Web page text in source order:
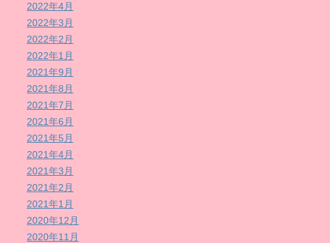
2022年4月
2022年3月
2022年2月
2022年1月
2021年9月
2021年8月
2021年7月
2021年6月
2021年5月
2021年4月
2021年3月
2021年2月
2021年1月
2020年12月
2020年11月